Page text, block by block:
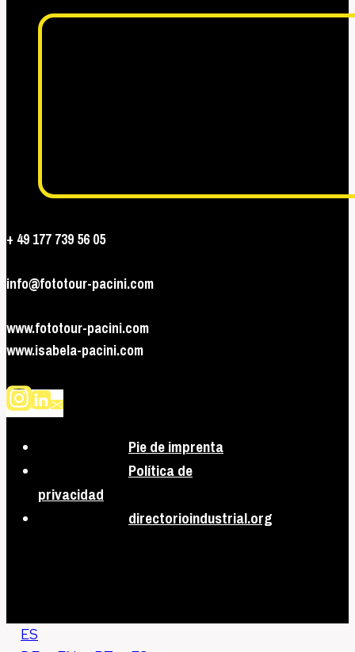
+ 49 177 739 56 05
info@fototour-pacini.com
www.fototour-pacini.com
www.isabela-pacini.com
Pie de imprenta
Política de
privacidad
directorioindustrial.org
ES